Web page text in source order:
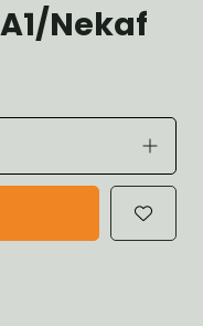
Nekaf